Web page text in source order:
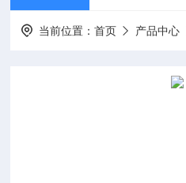
当前位置：首页 产品中心